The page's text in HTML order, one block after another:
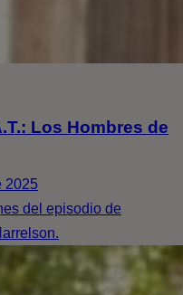
Los Hombres de
2025
del episodio de